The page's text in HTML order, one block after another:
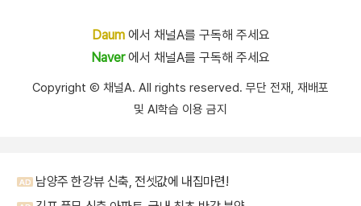
Daum에서 채널A를 구독해 주세요
Naver에서 채널A를 구독해 주세요
Copyright Ⓒ 채널A. All rights reserved. 무단 전재, 재배포
및 AI학습 이용 금지